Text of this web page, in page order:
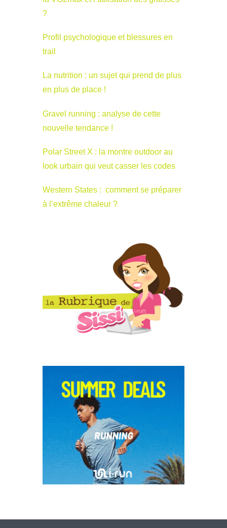
?
Profil psychologique et blessures en
trail
La nutrition : un sujet qui prend de plus
en plus de place !
Gravel running : analyse de cette
nouvelle tendance !
Polar Street X : la montre outdoor au
look urbain qui veut casser les codes
Western States : comment se préparer
à l’extrême chaleur ?